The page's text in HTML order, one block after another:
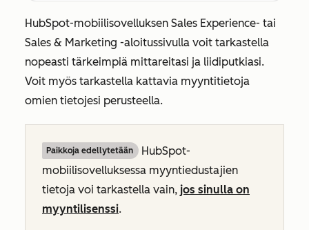
HubSpot-mobiilisovelluksen Sales Experience- tai
Sales & Marketing -aloitussivulla voit tarkastella
nopeasti tärkeimpiä mittareitasi ja liidiputkiasi.
Voit myös tarkastella kattavia myyntitietoja
omien tietojesi perusteella.
Paikkoja edellytetään
HubSpot-
mobiilisovelluksessa myyntiedustajien
tietoja voi tarkastella vain, jos sinulla on
myyntilisenssi.